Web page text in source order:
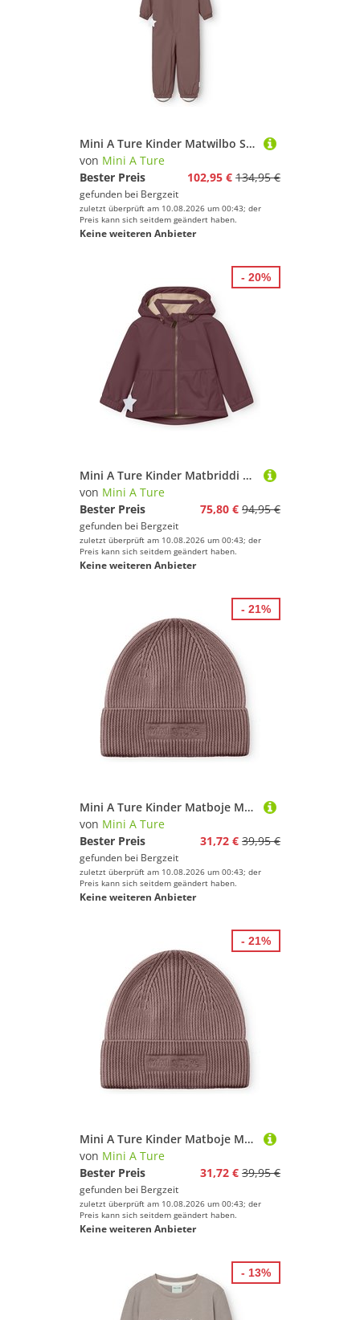
Mini A Ture Kinder Matwilbo Schneeanzug
von Mini A Ture
Bester Preis
102,95 € 134,95 €
gefunden bei Bergzeit
zuletzt überprüft am 10.08.2026 um 00:43; der
Preis kann sich seitdem geändert haben.
Keine weiteren Anbieter
Mini A Ture Kinder Matbriddi Softshell Jacke
von Mini A Ture
Bester Preis
75,80 € 94,95 €
gefunden bei Bergzeit
zuletzt überprüft am 10.08.2026 um 00:43; der
Preis kann sich seitdem geändert haben.
Keine weiteren Anbieter
- 20%
Mini A Ture Kinder Matboje Mütze
von Mini A Ture
Bester Preis
31,72 € 39,95 €
gefunden bei Bergzeit
zuletzt überprüft am 10.08.2026 um 00:43; der
Preis kann sich seitdem geändert haben.
Keine weiteren Anbieter
- 21%
Mini A Ture Kinder Matboje Mütze
von Mini A Ture
Bester Preis
31,72 € 39,95 €
gefunden bei Bergzeit
zuletzt überprüft am 10.08.2026 um 00:43; der
Preis kann sich seitdem geändert haben.
Keine weiteren Anbieter
- 21%
- 13%